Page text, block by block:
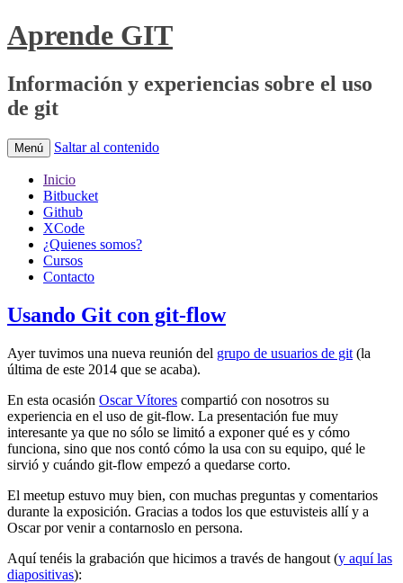
Aprende GIT
Información y experiencias sobre el uso
de git
Menú Saltar al contenido
Inicio
Bitbucket
Github
XCode
¿Quienes somos?
Cursos
Contacto
Usando Git con git-flow
Ayer tuvimos una nueva reunión del grupo de usuarios de git (la
última de este 2014 que se acaba).
En esta ocasión Oscar Vítores compartió con nosotros su
experiencia en el uso de git-flow. La presentación fue muy
interesante ya que no sólo se limitó a exponer qué es y cómo
funciona, sino que nos contó cómo la usa con su equipo, qué le
sirvió y cuándo git-flow empezó a quedarse corto.
El meetup estuvo muy bien, con muchas preguntas y comentarios
durante la exposición. Gracias a todos los que estuvisteis allí y a
Oscar por venir a contarnoslo en persona.
Aquí tenéis la grabación que hicimos a través de hangout (y aquí las
diapositivas):